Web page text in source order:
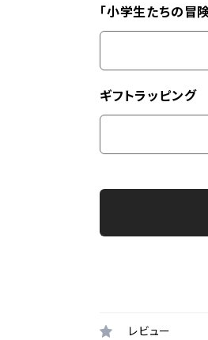
「小学生たちの冒
ギフトラッピング
レビュー